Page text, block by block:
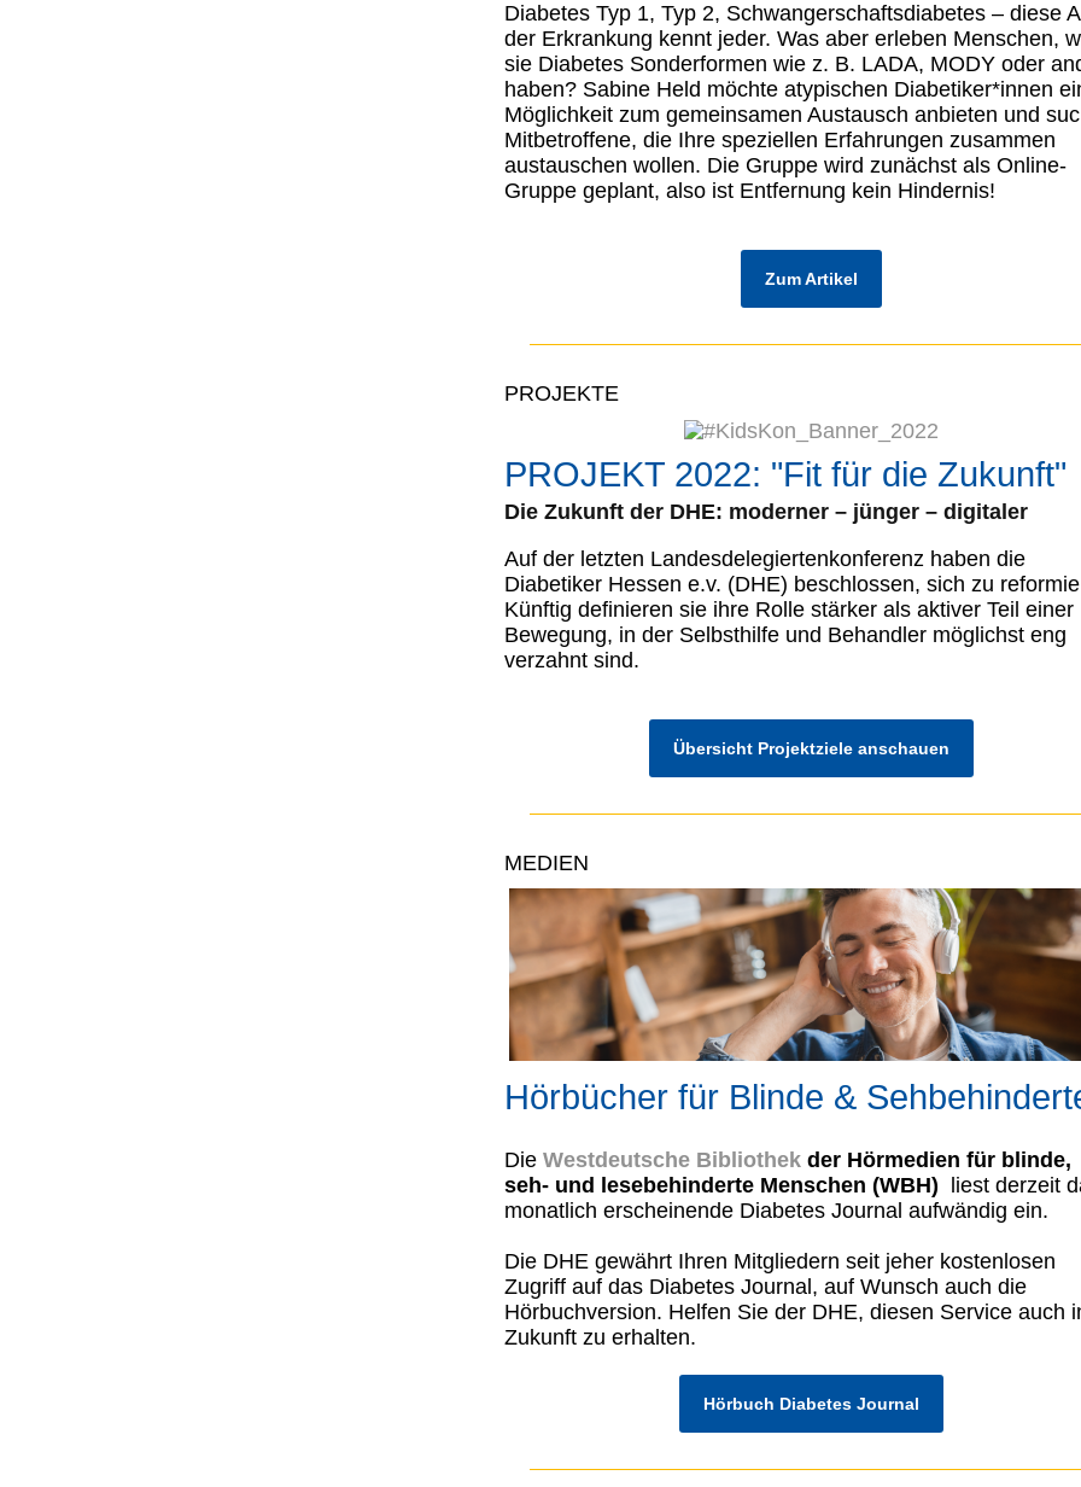
Diabetes Typ 1, Typ 2, Schwangerschaftsdiabetes – diese
der Erkrankung kennt jeder. Was aber erleben Menschen,
sie Diabetes Sonderformen wie z. B. LADA, MODY oder
haben? Sabine Held möchte atypischen Diabetiker*innen
Möglichkeit zum gemeinsamen Austausch anbieten und
Mitbetroffene, die Ihre speziellen Erfahrungen zusammen
austauschen wollen. Die Gruppe wird zunächst als Online-
Gruppe geplant, also ist Entfernung kein Hindernis!
Zum Artikel
PROJEKTE
PROJEKT 2022: "Fit für die Zukunft"
Die Zukunft der DHE: moderner – jünger – digitaler
Auf der letzten Landesdelegiertenkonferenz haben die
Diabetiker Hessen e.v. (DHE) beschlossen, sich zu
Künftig definieren sie ihre Rolle stärker als aktiver Teil einer
Bewegung, in der Selbsthilfe und Behandler möglichst eng
verzahnt sind.
Übersicht Projektziele anschauen
MEDIEN
Hörbücher für Blinde &
Die Westdeutsche Bibliothekder Hörmedien für blinde,
seh- und lesebehinderte Menschen (WBH)
liest derzeit
monatlich erscheinende Diabetes Journal aufwändig ein.
Die DHE gewährt Ihren Mitgliedern seit jeher kostenlosen
Zugriff auf das Diabetes Journal, auf Wunsch auch die
Hörbuchversion. Helfen Sie der DHE, diesen Service auch
Zukunft zu erhalten.
Hörbuch Diabetes Journal